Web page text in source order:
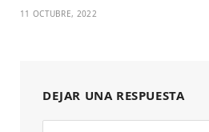
11 OCTUBRE, 2022
DEJAR UNA RESPUESTA